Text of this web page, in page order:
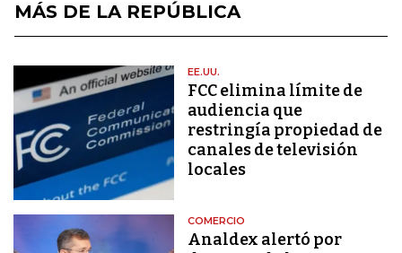
MÁS DE LA REPÚBLICA
EE.UU.
FCC elimina límite de
audiencia que
restringía propiedad de
canales de televisión
locales
COMERCIO
Analdex alertó por